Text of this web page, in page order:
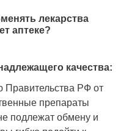
лекарства
аптеке?
качества:
Правительства РФ от
препараты
подлежат обмену и